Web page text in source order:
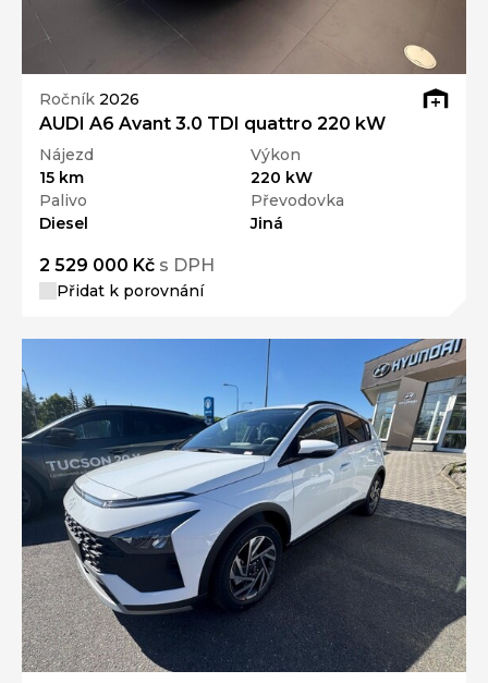
Ročník 2026
AUDI A6 Avant 3.0 TDI quattro 220 kW
Nájezd
15 km
Výkon
220 kW
Palivo
Diesel
Převodovka
Jiná
2 529 000 Kč s DPH
Přidat k porovnání